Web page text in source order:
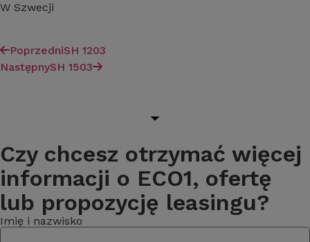
W Szwecji
PoprzedniSH 1203
NastępnySH 1503
Czy chcesz otrzymać więcej
informacji o ECO1, ofertę
lub propozycję leasingu?
Imię i nazwisko